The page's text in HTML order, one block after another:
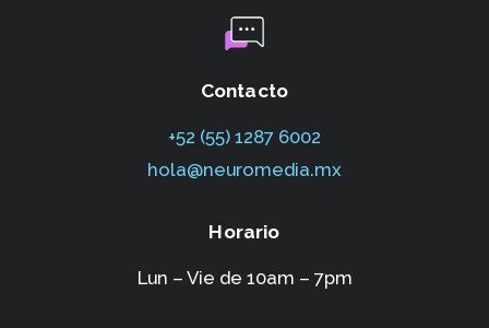
Contacto
+52 (55) 1287 6002‬
hola@neuromedia.mx
Horario
Lun – Vie de 10am – 7pm